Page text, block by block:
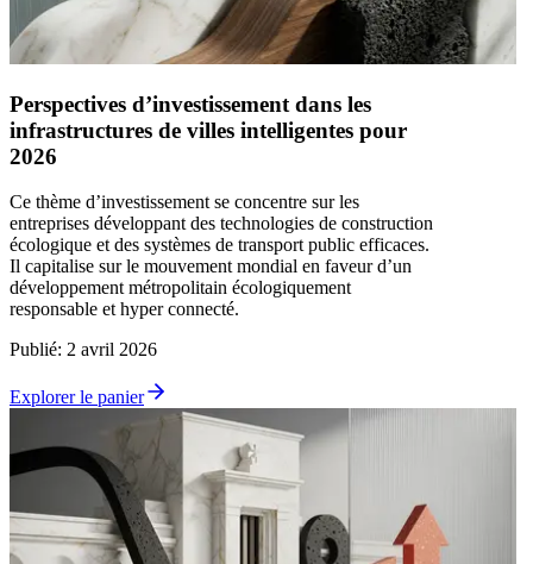
Perspectives d’investissement dans les
infrastructures de villes intelligentes pour
2026
Ce thème d’investissement se concentre sur les
entreprises développant des technologies de construction
écologique et des systèmes de transport public efficaces.
Il capitalise sur le mouvement mondial en faveur d’un
développement métropolitain écologiquement
responsable et hyper connecté.
Publié: 2 avril 2026
Explorer le panier